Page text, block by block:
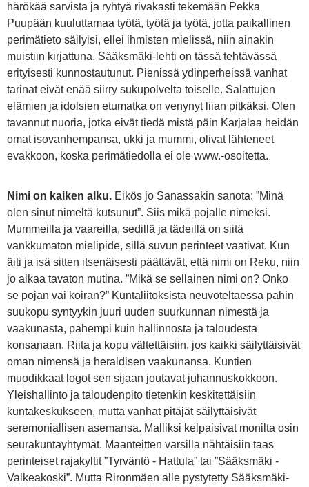
härökää sarvista ja ryhtyä rivakasti tekemään Pekka
Puupään kuuluttamaa työtä, työtä ja työtä, jotta paikallinen
perimätieto säilyisi, ellei ihmisten mielissä, niin ainakin
muistiin kirjattuna. Sääksmäki-lehti on tässä tehtävässä
erityisesti kunnostautunut. Pienissä ydinperheissä vanhat
tarinat eivät enää siirry sukupolvelta toiselle. Salattujen
elämien ja idolsien etumatka on venynyt liian pitkäksi. Olen
tavannut nuoria, jotka eivät tiedä mistä päin Karjalaa heidän
omat isovanhempansa, ukki ja mummi, olivat lähteneet
evakkoon, koska perimätiedolla ei ole www.-osoitetta.
Nimi on kaiken alku. Eikös jo Sanassakin sanota: ”Minä
olen sinut nimeltä kutsunut”. Siis mikä pojalle nimeksi.
Mummeilla ja vaareilla, sedillä ja tädeillä on siitä
vankkumaton mielipide, sillä suvun perinteet vaativat. Kun
äiti ja isä sitten itsenäisesti päättävät, että nimi on Reku, niin
jo alkaa tavaton mutina. ”Mikä se sellainen nimi on? Onko
se pojan vai koiran?” Kuntaliitoksista neuvoteltaessa pahin
suukopu syntyykin juuri uuden suurkunnan nimestä ja
vaakunasta, pahempi kuin hallinnosta ja taloudesta
konsanaan. Riita ja kopu vältettäisiin, jos kaikki säilyttäisivät
oman nimensä ja heraldisen vaakunansa. Kuntien
muodikkaat logot sen sijaan joutavat juhannuskokkoon.
Yleishallinto ja taloudenpito tietenkin keskitettäisiin
kuntakeskukseen, mutta vanhat pitäjät säilyttäisivät
seremoniallisen asemansa. Malliksi kelpaisivat monilta osin
seurakuntayhtymät. Maanteitten varsilla nähtäisiin taas
perinteiset rajakyltit ”Tyrväntö - Hattula” tai ”Sääksmäki -
Valkeakoski”. Mutta Rironmäen alle pystytetty Sääksmäki-